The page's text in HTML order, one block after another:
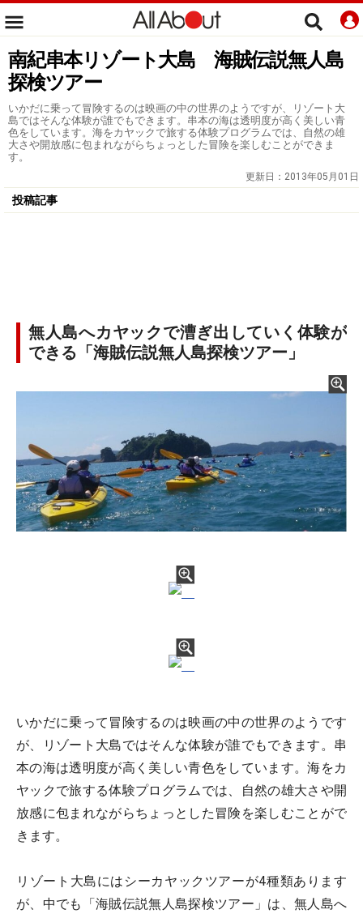
南紀串本リゾート大島 海賊伝説無人島
探検ツアー
いかだに乗って冒険するのは映画の中の世界のようですが、リゾート大
島ではそんな体験が誰でもできます。串本の海は透明度が高く美しい青
色をしています。海をカヤックで旅する体験プログラムでは、自然の雄
大さや開放感に包まれながらちょっとした冒険を楽しむことができま
す。
更新日： 2013年05月01日
投稿記事
無人島へカヤックで漕ぎ出していく体験が
できる「海賊伝説無人島探検ツアー」
いかだに乗って冒険するのは映画の中の世界のようです
が、リゾート大島ではそんな体験が誰でもできます。串
本の海は透明度が高く美しい青色をしています。海をカ
ヤックで旅する体験プログラムでは、自然の雄大さや開
放感に包まれながらちょっとした冒険を楽しむことがで
きます。
リゾート大島にはシーカヤックツアーが4種類あります
が、中でも「海賊伝説無人島探検ツアー」は、無人島へ